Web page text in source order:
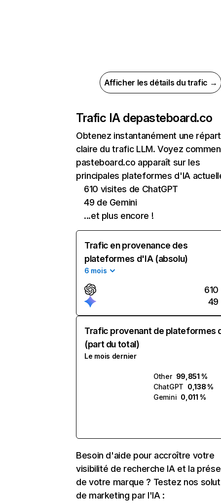
Afficher les détails du trafic →
Trafic IA depasteboard.co
Obtenez instantanément une
claire du trafic LLM. Voyez
pasteboard.co apparaît sur les
principales plateformes d'IA
610 visites de ChatGPT
49 de Gemini
...et plus encore !
Trafic en provenance des
plateformes d'IA (absolu)
6 mois
610
49
Trafic provenant de plateformes
(part du total)
Le mois dernier
Other 99,851 %
ChatGPT 0,138 %
Gemini 0,011 %
Besoin d'aide pour accroître votre
visibilité de recherche IA et la
de votre marque ? Testez nos
de marketing par l'IA :